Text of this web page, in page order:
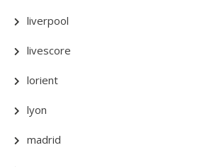
liverpool
livescore
lorient
lyon
madrid